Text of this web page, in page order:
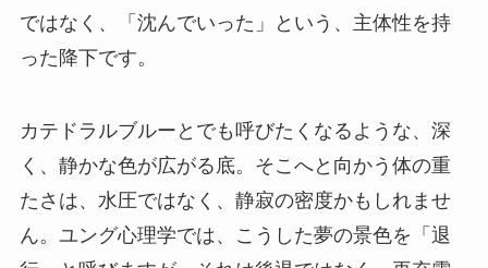
ではなく、「沈んでいった」という、主体性を持
った降下です。
カテドラルブルーとでも呼びたくなるような、深
く、静かな色が広がる底。そこへと向かう体の重
たさは、水圧ではなく、静寂の密度かもしれませ
ん。ユング心理学では、こうした夢の景色を「退